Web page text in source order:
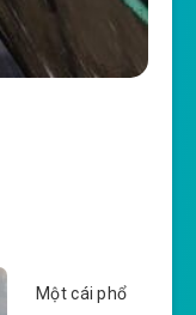
Một cái phổ